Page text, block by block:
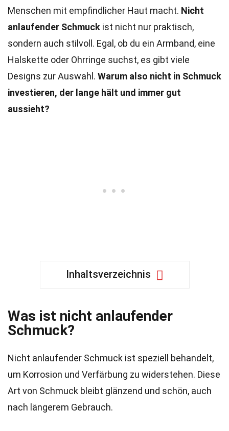
Menschen mit empfindlicher Haut macht. Nicht
anlaufender Schmuck ist nicht nur praktisch,
sondern auch stilvoll. Egal, ob du ein Armband, eine
Halskette oder Ohrringe suchst, es gibt viele
Designs zur Auswahl. Warum also nicht in Schmuck
investieren, der lange hält und immer gut
aussieht?
Inhaltsverzeichnis
Was ist nicht anlaufender
Schmuck?
Nicht anlaufender Schmuck ist speziell behandelt,
um Korrosion und Verfärbung zu widerstehen. Diese
Art von Schmuck bleibt glänzend und schön, auch
nach längerem Gebrauch.